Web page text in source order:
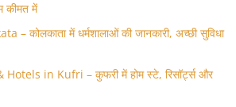
कीमत में
कोलकाता में धर्मशालाओं की जानकारी, अच्छी सुविधा
in Kufri – कुफरी में होम स्‍टे, रिसॉर्ट्स और